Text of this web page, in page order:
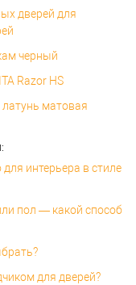
дверей для
черный
Razor HS
матовая
интерьера в стиле
пол — какой способ
для дверей?